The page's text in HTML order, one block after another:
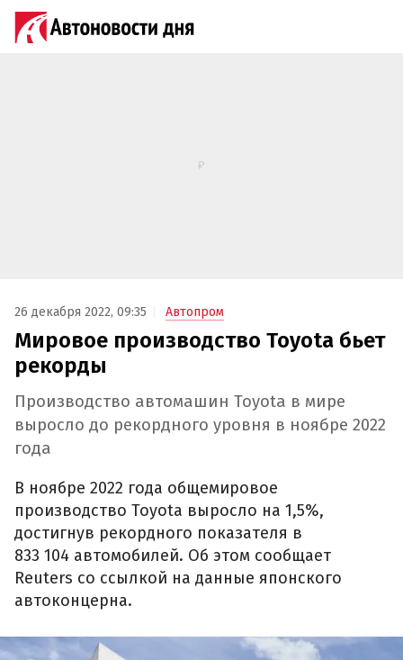
26 декабря 2022, 09:35 Автопром
Мировое производство Toyota бьет
рекорды
Производство автомашин Toyota в мире
выросло до рекордного уровня в ноябре 2022
года
В ноябре 2022 года общемировое
производство Toyota выросло на 1,5%,
достигнув рекордного показателя в
833 104 автомобилей. Об этом сообщает
Reuters со ссылкой на данные японского
автоконцерна.